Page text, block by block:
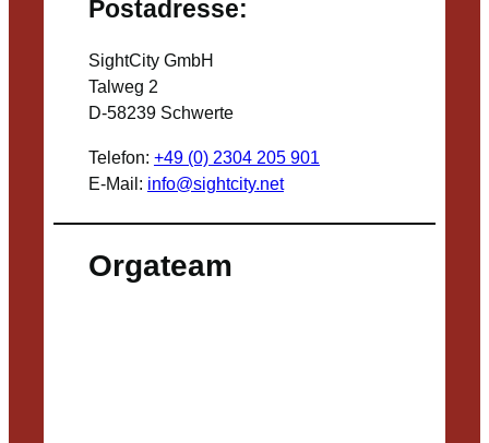
Postadresse:
SightCity GmbH
Talweg 2
D-58239 Schwerte
Telefon: +49 (0) 2304 205 901
E-Mail: info@sightcity.net
Orgateam